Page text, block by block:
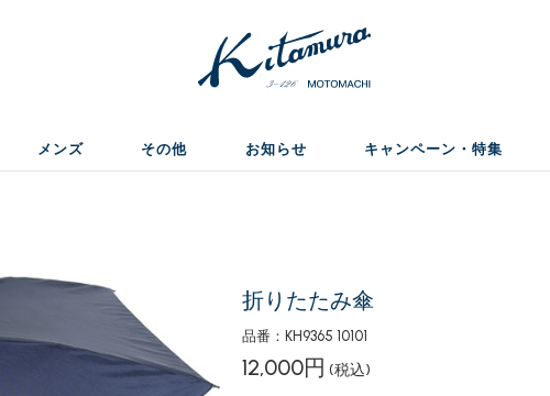
メンズ その他 お知らせ キャンペーン・特集
折りたたみ傘
品番：KH9365 10101
12,000円 (税込)